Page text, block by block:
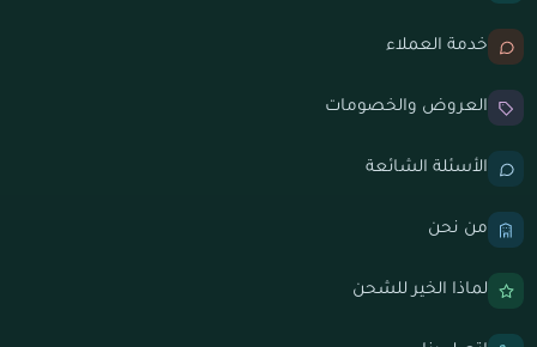
خدمة العملاء
العروض والخصومات
الأسئلة الشائعة
من نحن
لماذا الخير للشحن